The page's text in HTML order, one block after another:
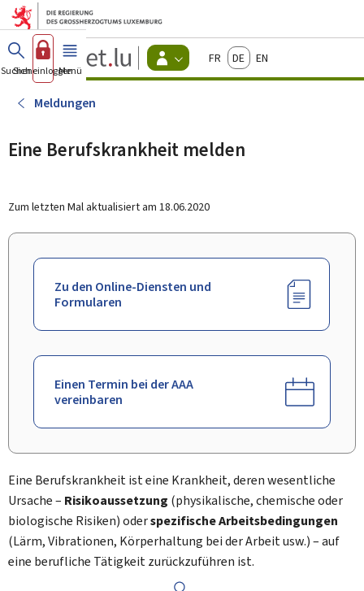
Zum Hauptmenü
Zum Inhalt
Guichet.lu
Changer
d'espace
actif
FrançaisDeutschEnglish
Suchen
Sich einloggen
Menü Haupt-
Meldungen
Eine Berufskrankheit melden
Zum letzten Mal aktualisiert am 18.06.2020
Zu den Online-Diensten und
Formularen
Einen Termin bei der AAA
vereinbaren
Eine Berufskrankheit ist eine Krankheit, deren wesentliche
Ursache – Risikoaussetzung (physikalische, chemische oder
biologische Risiken) oderspezifische Arbeitsbedingungen
(Lärm, Vibrationen, Körperhaltung bei der Arbeit usw.) – auf
eine berufliche Tätigkeit zurückzuführen ist.